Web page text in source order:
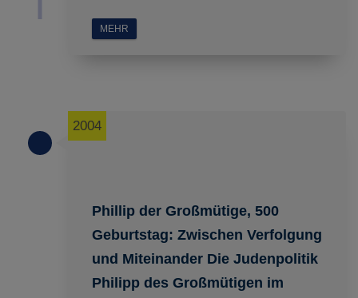
MEHR
Phillip der Großmütige, 500
Geburtstag: Zwischen Verfolgung
und Miteinander Die Judenpolitik
Philipp des Großmütigen im
2004